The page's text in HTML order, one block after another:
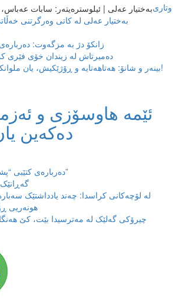
وتاری
بەختیار عەلی لە کاتی وەرگرتنی
زانکۆ دژ بە مزگەوت:
ده‌میرتاش له‌ زیندان خۆی فێری
بینەر و شانۆ: هەتاھەتایە و ڕۆژێکیش، یان ملوانکەیەکی پچڕاو؟!
ئێمە هاوسۆزی و
دەکەین
دەربارەی کتێبی “پشوویەکی بێمانا”
لە لۆچەکانی کراسدا: چەند یادداشتێک
چیرۆکی گەلێک لە مەترسیدا بێت، کێ